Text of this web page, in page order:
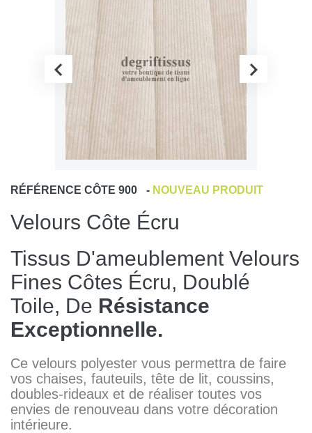
RÉFÉRENCE CÔTE 900 - NOUVEAU PRODUIT
Velours Côte Écru
Tissus D'ameublement Velours
Fines Côtes Écru, Doublé
Toile, De Résistance
Exceptionnelle.
Ce velours polyester vous permettra de faire
vos chaises, fauteuils, tête de lit, coussins,
doubles-rideaux et de réaliser toutes vos
envies de renouveau dans votre décoration
intérieure.